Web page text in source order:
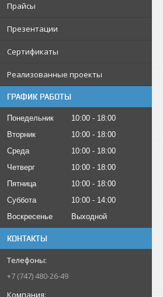
Прайсы
Презентации
Сертификаты
Реализованные проекты
ГРАФИК РАБОТЫ
Понедельник 10:00
18:00
Вторник
10:00
18:00
Среда
10:00
18:00
Четверг
10:00
18:00
Пятница
10:00
18:00
Суббота
10:00
14:00
Воскресенье
Выходной
КОНТАКТЫ
+7 (747) 480-26-49